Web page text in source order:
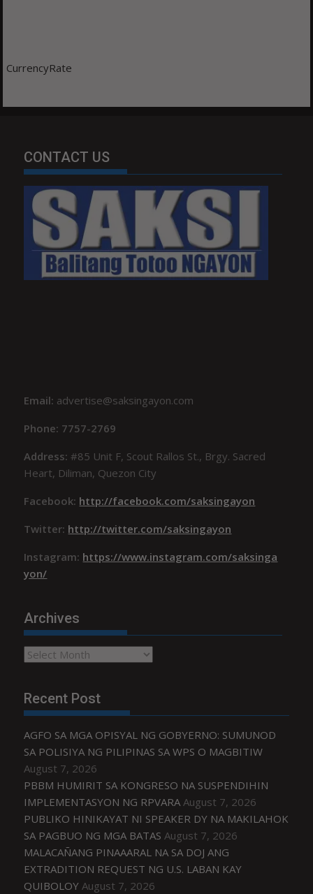
CurrencyRate
CONTACT US
Email: advertise@saksingayon.com
Phone: 7757-2769
Address:#85 Unit F, Scout Rallos St., Brgy. Sacred
Heart, Diliman, Quezon City
Facebook: http://facebook.com/saksingayon
Twitter: http://twitter.com/saksingayon
Instagram: https://www.instagram.com/saksinga
yon/
Archives
Archives
Recent Post
AGFO SA MGA OPISYAL NG GOBYERNO: SUMUNOD
SA POLISIYA NG PILIPINAS SA WPS O MAGBITIW
August 7, 2026
PBBM HUMIRIT SA KONGRESO NA SUSPENDIHIN
IMPLEMENTASYON NG RPVARA August 7, 2026
PUBLIKO HINIKAYAT NI SPEAKER DY NA MAKILAHOK
SA PAGBUO NG MGA BATAS August 7, 2026
MALACAÑANG PINAAARAL NA SA DOJ ANG
EXTRADITION REQUEST NG U.S. LABAN KAY
QUIBOLOY August 7, 2026